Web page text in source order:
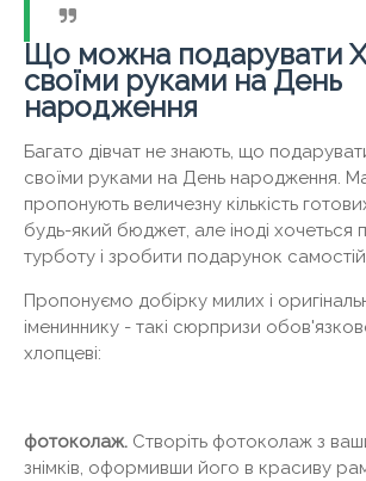
Що можна подарувати
своїми руками на День
народження
Багато дівчат не знають, що
своїми руками на День народження.
пропонують величезну кількість
будь-який бюджет, але іноді хочеться
турботу і зробити подарунок
Пропонуємо добірку милих і
імениннику - такі сюрпризи
хлопцеві:
фотоколаж. Створіть фотоколаж з
знімків, оформивши його в красиву